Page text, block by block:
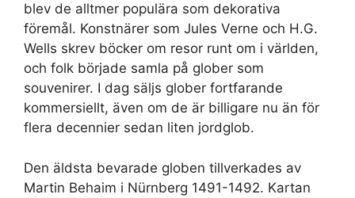
blev de alltmer populära som dekorativa
föremål. Konstnärer som Jules Verne och H.G.
Wells skrev böcker om resor runt om i världen,
och folk började samla på glober som
souvenirer. I dag säljs glober fortfarande
kommersiellt, även om de är billigare nu än för
flera decennier sedan liten jordglob.
Den äldsta bevarade globen tillverkades av
Martin Behaim i Nürnberg 1491-1492. Kartan